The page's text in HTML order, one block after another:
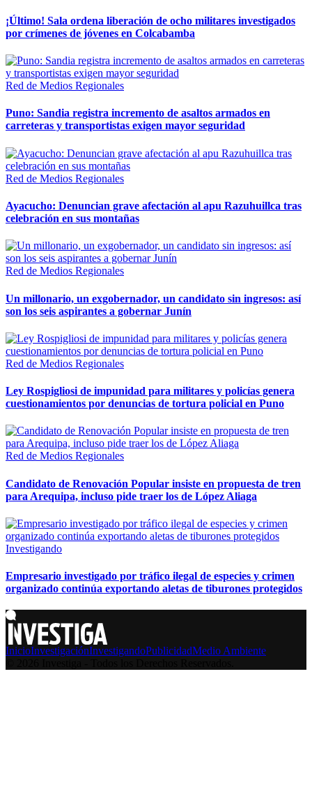
¡Último! Sala ordena liberación de ocho militares investigados
por crímenes de jóvenes en Colcabamba
Red de Medios Regionales
Puno: Sandia registra incremento de asaltos armados en
carreteras y transportistas exigen mayor seguridad
Red de Medios Regionales
Ayacucho: Denuncian grave afectación al apu Razuhuillca tras
celebración en sus montañas
Red de Medios Regionales
Un millonario, un exgobernador, un candidato sin ingresos: así
son los seis aspirantes a gobernar Junín
Red de Medios Regionales
Ley Rospigliosi de impunidad para militares y policías genera
cuestionamientos por denuncias de tortura policial en Puno
Red de Medios Regionales
Candidato de Renovación Popular insiste en propuesta de tren
para Arequipa, incluso pide traer los de López Aliaga
Investigando
Empresario investigado por tráfico ilegal de especies y crimen
organizado continúa exportando aletas de tiburones protegidos
InicioInvestigaciónInvestigandoPublicidadMedio Ambiente